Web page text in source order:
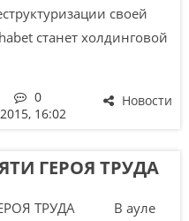
своей
станет холдинговой
Новости
0
16:02
ГЕРОЯ ТРУДА
В ауле